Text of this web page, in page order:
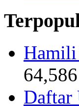
Daftar